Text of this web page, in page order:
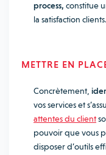
process, constitue
la satisfaction clients.
METTRE EN
Concrètement,
vos services et
attentes du client
pouvoir que vous
disposer d’outils